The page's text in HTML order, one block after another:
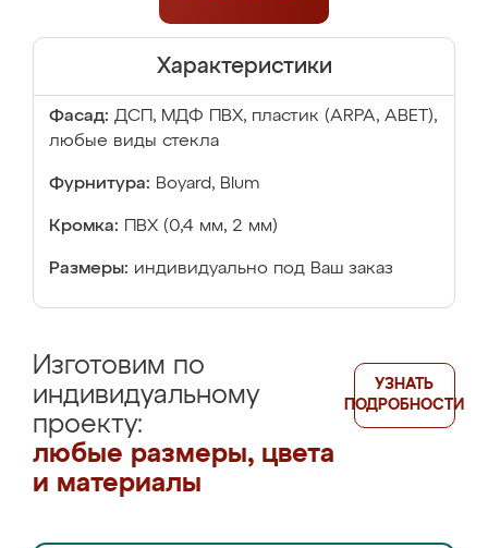
Характеристики
Фасад: ДСП, МДФ ПВХ, пластик (ARPA, ABET),
любые виды стекла
Фурнитура: Boyard, Blum
Кромка: ПВХ (0,4 мм, 2 мм)
Размеры: индивидуально под Ваш заказ
Изготовим по
индивидуальному
проекту:
любые размеры, цвета
и материалы
УЗНАТЬ
ПОДРОБНОСТИ